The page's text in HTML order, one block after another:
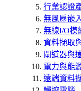
行業認證
無風扇嵌
無線I/O模
資料擷取
閘道器與
電力與能
遠端資料